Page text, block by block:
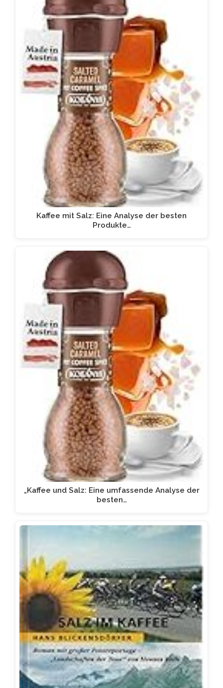
Kaffee mit Salz: Eine Analyse der besten
Produkte…
„Kaffee und Salz: Eine umfassende Analyse der
besten…